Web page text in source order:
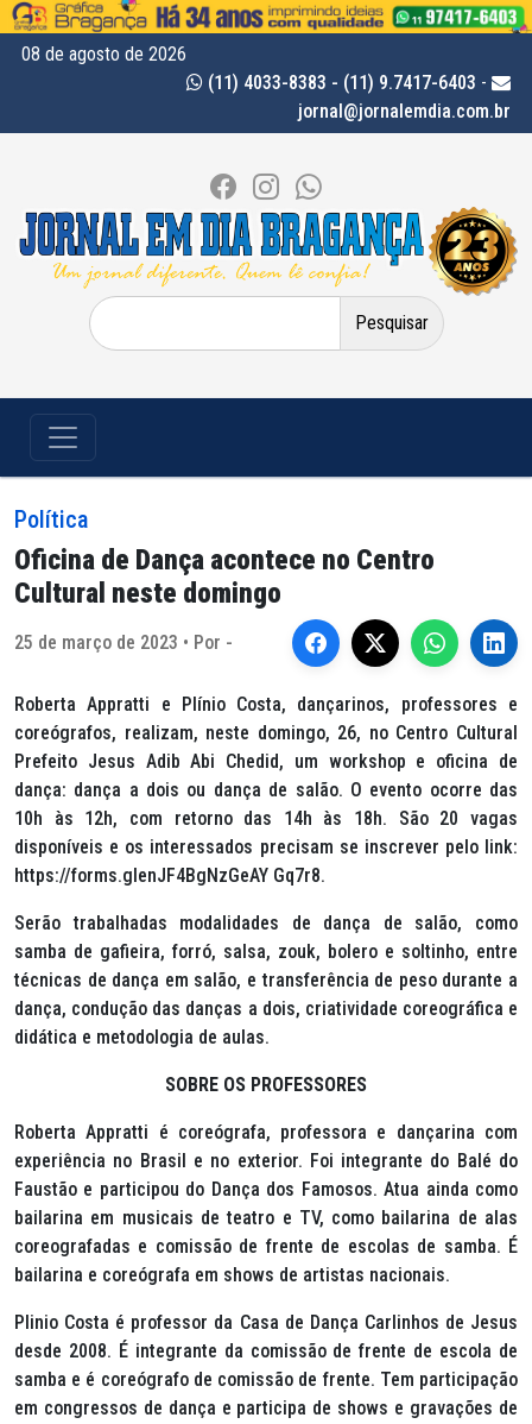
08 de agosto de 2026
(11) 4033-8383 - (11) 9.7417-6403 -
jornal@jornalemdia.com.br
Pesquisar
por:
Política
Oficina de Dança acontece no Centro
Cultural neste domingo
25 de março de 2023 • Por -
Roberta Appratti e Plínio Costa, dançarinos, professores e
coreógrafos, realizam, neste domingo, 26, no Centro Cultural
Prefeito Jesus Adib Abi Chedid, um workshop e oficina de
dança: dança a dois ou dança de salão. O evento ocorre das
10h às 12h, com retorno das 14h às 18h. São 20 vagas
disponíveis e os interessados precisam se inscrever pelo link:
https://forms.glenJF4BgNzGeAY Gq7r8.
Serão trabalhadas modalidades de dança de salão, como
samba de gafieira, forró, salsa, zouk, bolero e soltinho, entre
técnicas de dança em salão, e transferência de peso durante a
dança, condução das danças a dois, criatividade coreográfica e
didática e metodologia de aulas.
SOBRE OS PROFESSORES
Roberta Appratti é coreógrafa, professora e dançarina com
experiência no Brasil e no exterior. Foi integrante do Balé do
Faustão e participou do Dança dos Famosos. Atua ainda como
bailarina em musicais de teatro e TV, como bailarina de alas
coreografadas e comissão de frente de escolas de samba. É
bailarina e coreógrafa em shows de artistas nacionais.
Plinio Costa é professor da Casa de Dança Carlinhos de Jesus
desde 2008. É integrante da comissão de frente de escola de
samba e é coreógrafo de comissão de frente. Tem participação
em congressos de dança e participa de shows e gravações de